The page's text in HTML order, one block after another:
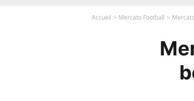
Accueil Mercato Football